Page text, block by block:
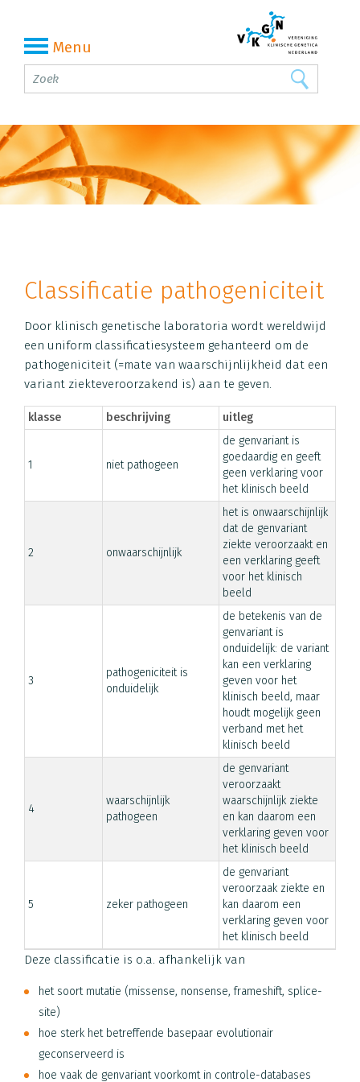
Menu
Classificatie pathogeniciteit
Door klinisch genetische laboratoria wordt wereldwijd
een uniform classificatiesysteem gehanteerd om de
pathogeniciteit (=mate van waarschijnlijkheid dat een
variant ziekteveroorzakend is) aan te geven.
klasse beschrijving uitleg
1 niet pathogeen
de genvariant is
goedaardig en geeft
geen verklaring voor
het klinisch beeld
2 onwaarschijnlijk
het is onwaarschijnlijk
dat de genvariant
ziekte veroorzaakt en
een verklaring geeft
voor het klinisch
beeld
3
pathogeniciteit is
onduidelijk
de betekenis van de
genvariant is
onduidelijk: de variant
kan een verklaring
geven voor het
klinisch beeld, maar
houdt mogelijk geen
verband met het
klinisch beeld
4
waarschijnlijk
pathogeen
de genvariant
veroorzaakt
waarschijnlijk ziekte
en kan daarom een
verklaring geven voor
het klinisch beeld
5 zeker pathogeen
de genvariant
veroorzaak ziekte en
kan daarom een
verklaring geven voor
het klinisch beeld
Deze classificatie is o.a. afhankelijk van
het soort mutatie (missense, nonsense, frameshift, splice-
site)
hoe sterk het betreffende basepaar evolutionair
geconserveerd is
hoe vaak de genvariant voorkomt in controle-databases